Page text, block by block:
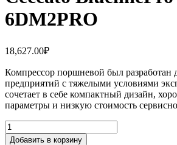
6DM2PRO
18,627.00₽
Компрессор поршневой был разработан
предприятий с тяжелыми условиями
сочетает в себе компактный дизайн,
параметры и низкую стоимость
Добавить в корзину